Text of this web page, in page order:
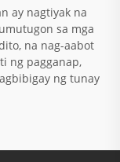
ay nagtiyak na
sa mga
na nag-aabot
ng pagganap,
ng tunay